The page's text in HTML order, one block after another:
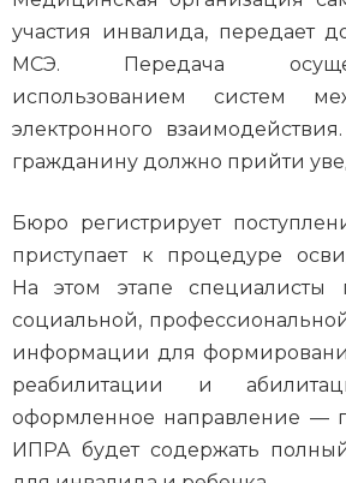
участия инвалида, передает
МСЭ. Передача
использованием систем
электронного
гражданину должно прийти
Бюро регистрирует
приступает к процедуре
На этом этапе специалисты
социальной,
информации для
реабилитации и
оформленное направление —
ИПРА будет содержать